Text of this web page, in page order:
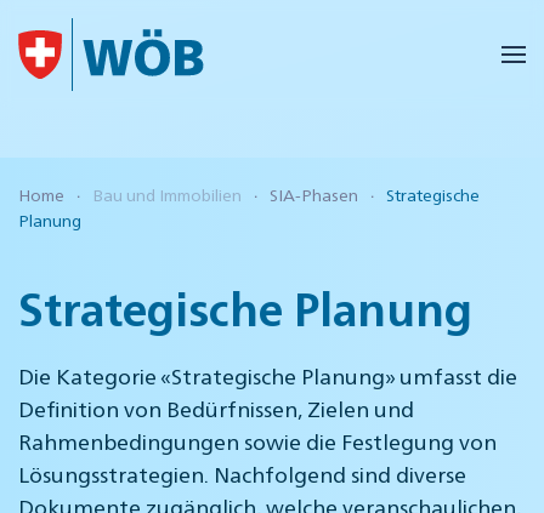
Skip to main content
Home Bau und Immobilien SIA-Phasen
Strategische
Planung
Strategische Planung
Die Kategorie «Strategische Planung» umfasst die
Definition von Bedürfnissen, Zielen und
Rahmenbedingungen sowie die Festlegung von
Lösungsstrategien. Nachfolgend sind diverse
Dokumente zugänglich, welche veranschaulichen,